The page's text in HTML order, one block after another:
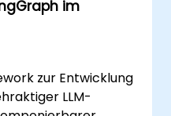
im
zur Entwicklung
LLM-